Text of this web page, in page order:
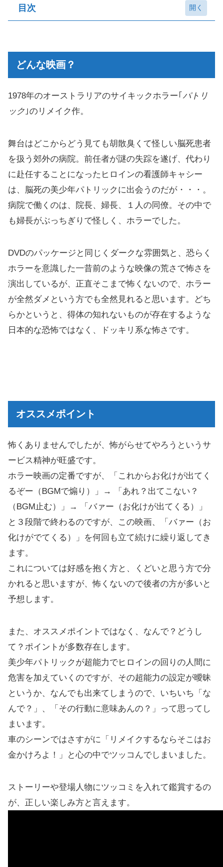
目次
どんな映画？
1978年のオーストラリアのサイキックホラー｢ パトリ
ック ｣のリメイク作。
舞台はどこからどう見ても胡散臭くて怪しい脳死患者
を扱う郊外の病院。前任者が謎の失踪を遂げ、代わり
に赴任することになったヒロインの看護師キャシー
は、脳死の美少年パトリックに出会うのだが・・・。
病院で働くのは、院長、婦長、１人の同僚。その中で
も婦長がぶっちぎりで怪しく、ホラーでした。
DVDのパッケージと同じくダークな雰囲気と、恐らく
ホラーを意識した一昔前のような映像の荒さで怖さを
演出しているが、正直そこまで怖くないので、ホラー
が全然ダメという方でも全然見れると思います。どち
らかというと、得体の知れないものが存在するような
日本的な恐怖ではなく、ドッキリ系な怖さです。
オススメポイント
怖くありませんでしたが、怖がらせてやろうというサ
ービス精神が旺盛です。
ホラー映画の定番ですが、「これからお化けが出てく
るぞー（BGMで煽り）」→ 「あれ？出てこない？
（BGM止む）」→ 「バァー（お化けが出てくる）」
と３段階で終わるのですが、この映画、「バァー（お
化けがでてくる）」を何回も立て続けに繰り返してき
ます。
これについては好感を抱く方と、くどいと思う方で分
かれると思いますが、怖くないので後者の方が多いと
予想します。
また、オススメポイントではなく、なんで？どうし
て？ポイントが多数存在します。
美少年パトリックが超能力でヒロインの回りの人間に
危害を加えていくのですが、その超能力の設定が曖昧
というか、なんでも出来てしまうので、いちいち「な
んで？」、「その行動に意味あんの？」って思ってし
まいます。
車のシーンではさすがに「リメイクするならそこはお
金かけろよ！」と心の中でツッコんでしまいました。
ストーリーや登場人物にツッコミを入れて鑑賞するの
が、正しい楽しみ方と言えます。